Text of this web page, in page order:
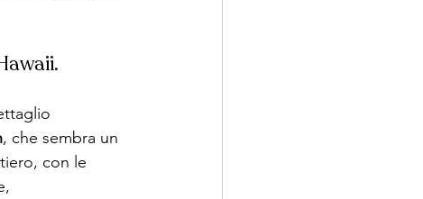
, che sembra un
con le